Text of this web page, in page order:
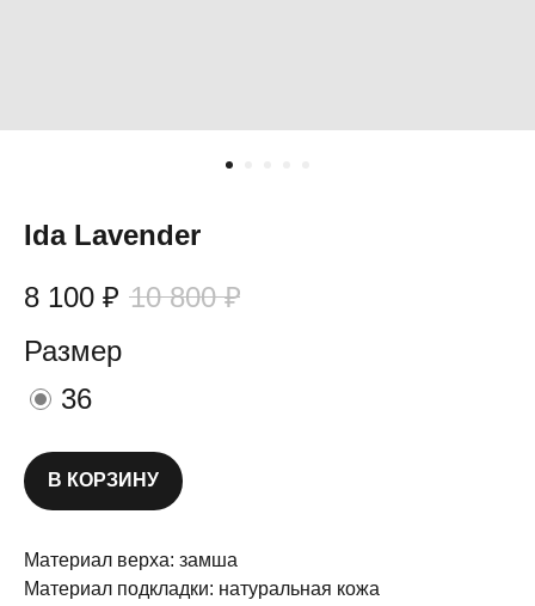
Ida Lavender
8 100 ₽ 10 800 ₽
Размер
36
В КОРЗИНУ
Материал верха: замша
Материал подкладки: натуральная кожа